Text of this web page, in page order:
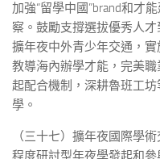
加強“留學中國”brand和才
察。鼓勵支撐選拔優秀人
擴年夜中外青少年交通，
教導海內辦學才能，完美
起配合機制，深耕魯班工
學。
（三十七）擴年夜國際學
程度研討型年夜學發起和